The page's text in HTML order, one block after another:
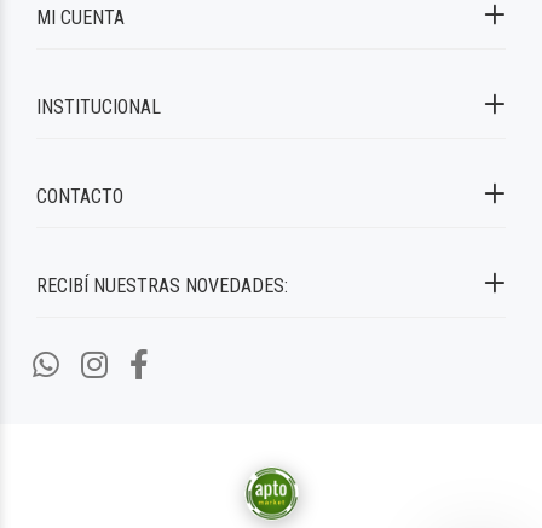
RECIBÍ NUESTRAS NOVEDADES:
MI CUENTA
INSTITUCIONAL
CONTACTO